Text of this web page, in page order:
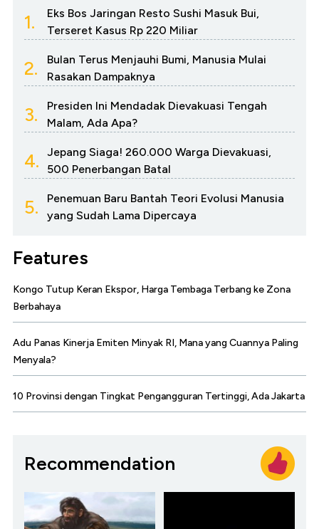
1.
Eks Bos Jaringan Resto Sushi Masuk Bui,
Terseret Kasus Rp 220 Miliar
2.
Bulan Terus Menjauhi Bumi, Manusia Mulai
Rasakan Dampaknya
3.
Presiden Ini Mendadak Dievakuasi Tengah
Malam, Ada Apa?
4.
Jepang Siaga! 260.000 Warga Dievakuasi,
500 Penerbangan Batal
5.
Penemuan Baru Bantah Teori Evolusi Manusia
yang Sudah Lama Dipercaya
Features
Kongo Tutup Keran Ekspor, Harga Tembaga Terbang ke Zona
Berbahaya
Adu Panas Kinerja Emiten Minyak RI, Mana yang Cuannya Paling
Menyala?
10 Provinsi dengan Tingkat Pengangguran Tertinggi, Ada Jakarta
Recommendation